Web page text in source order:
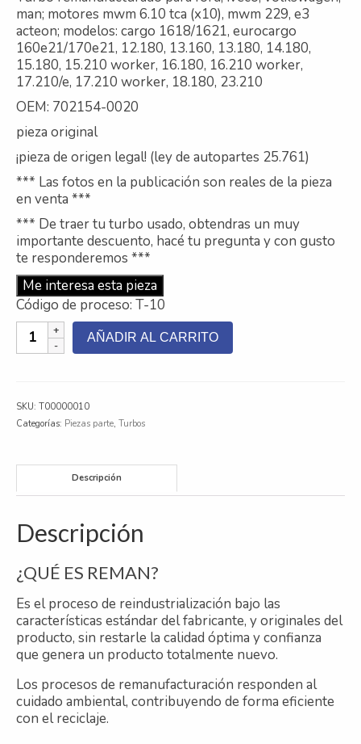
Contacto
Nosotros
Galeria
Trabaja con nosotros
man; motores mwm 6.10 tca (x10), mwm 229, e3
acteon; modelos: cargo 1618/1621, eurocargo
160e21/170e21, 12.180, 13.160, 13.180, 14.180,
15.180, 15.210 worker, 16.180, 16.210 worker,
17.210/e, 17.210 worker, 18.180, 23.210
OEM: 702154-0020
pieza original
¡pieza de origen legal! (ley de autopartes 25.761)
*** Las fotos en la publicación son reales de la pieza
en venta ***
*** De traer tu turbo usado, obtendras un muy
importante descuento, hacé tu pregunta y con gusto
te responderemos ***
Me interesa esta pieza
Código de proceso: T-10
Turbo
Remanufacturado
Volkswagen,
MAN
AÑADIR AL CARRITO
SKU: T00000010
Categorías: Piezas parte, Turbos
Descripción
Descripción
¿QUÉ ES REMAN?
Es el proceso de reindustrialización bajo las
características estándar del fabricante, y originales del
producto, sin restarle la calidad óptima y confianza
que genera un producto totalmente nuevo.
Los procesos de remanufacturación responden al
cuidado ambiental, contribuyendo de forma eficiente
con el reciclaje.